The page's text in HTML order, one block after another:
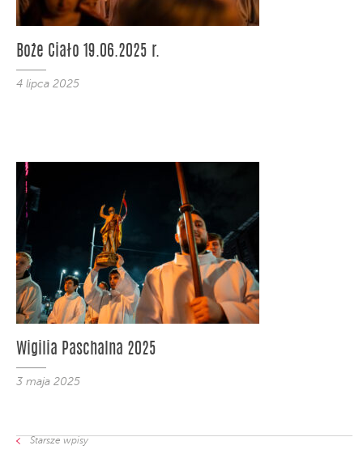
Boże Ciało 19.06.2025 r.
4 lipca 2025
Wigilia Paschalna 2025
3 maja 2025
Starsze wpisy